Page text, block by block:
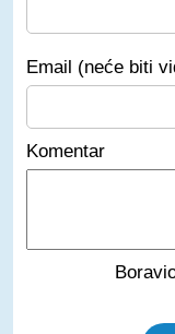
Email (neće biti
Komentar